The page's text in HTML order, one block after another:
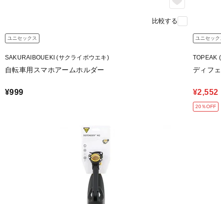
比較する
ユニセックス
SAKURAIBOUEKI (サクライボウエキ)
自転車用スマホアームホルダー
¥999
ユニセック
TOPEAK
ディフ
¥2,552
20％OFF